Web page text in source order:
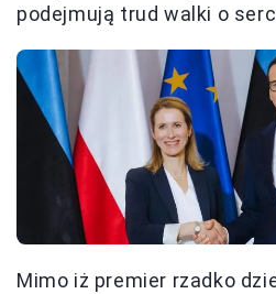
podejmują trud walki o
Mimo iż premier rzadko